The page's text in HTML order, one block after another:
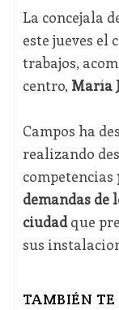
La concejala
este jueves el
trabajos,
centro, María
Campos ha
realizando
competencias
demandas de
ciudadque
sus
TAMBIÉN TE